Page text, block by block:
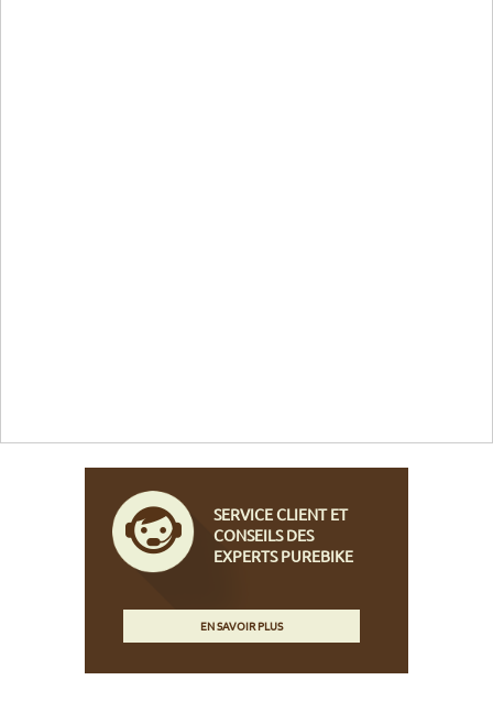
SERVICE CLIENT ET
CONSEILS DES
EXPERTS PUREBIKE
EN SAVOIR PLUS